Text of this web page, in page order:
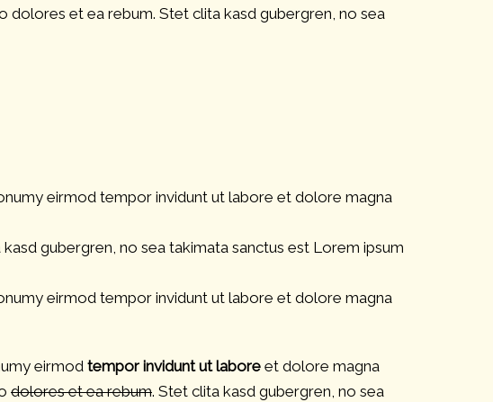
dolores et ea rebum. Stet clita kasd gubergren, no sea
eirmod tempor invidunt ut labore et dolore magna
gubergren, no sea takimata sanctus est Lorem ipsum
eirmod tempor invidunt ut labore et dolore magna
eirmod tempor invidunt ut labore et dolore magna
dolores et ea rebum. Stet clita kasd gubergren, no sea